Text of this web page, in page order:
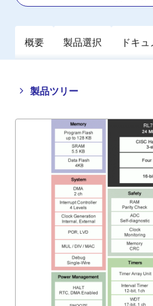
概要 製品選択 ドキュ
製品ツリー
Close
tree
Open
tree